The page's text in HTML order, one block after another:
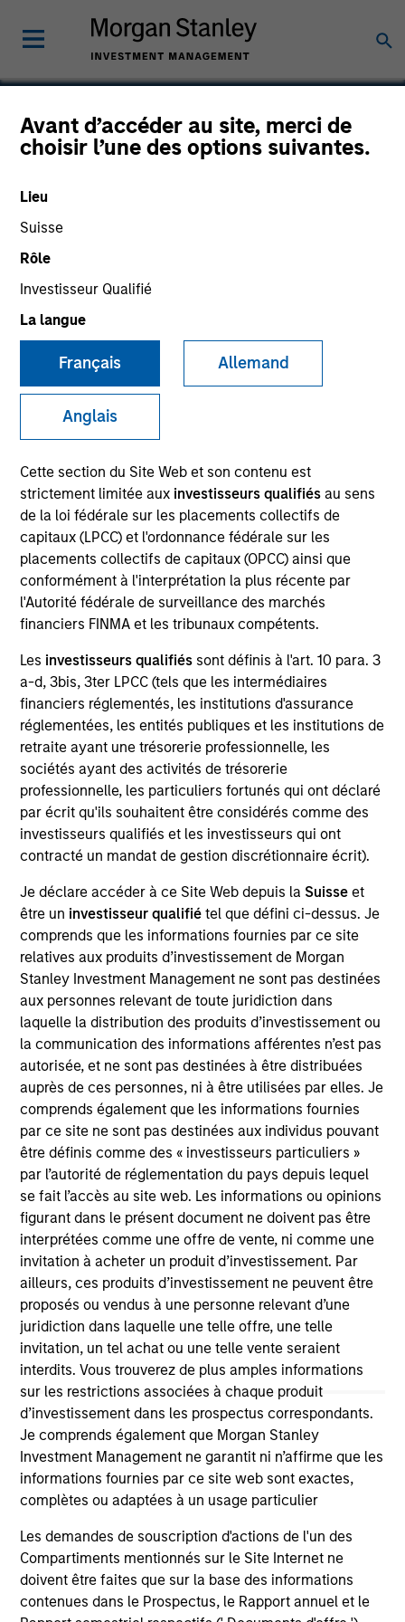
Avant d’accéder au site, merci de
choisir l’une des options suivantes.
Lieu
Suisse
Rôle
Investisseur Qualifié
La langue
Français Allemand
Anglais
Cette section du Site Web et son contenu est
strictement limitée aux investisseurs qualifiésau sens
de la loi fédérale sur les placements collectifs de
capitaux (LPCC) et l'ordonnance fédérale sur les
placements collectifs de capitaux (OPCC) ainsi que
conformément à l'interprétation la plus récente par
l'Autorité fédérale de surveillance des marchés
financiers FINMA et les tribunaux compétents.
Les investisseurs qualifiés sont définis à l'art. 10 para. 3
a-d, 3bis, 3ter LPCC (tels que les intermédiaires
financiers réglementés, les institutions d'assurance
réglementées, les entités publiques et les institutions de
retraite ayant une trésorerie professionnelle, les
sociétés ayant des activités de trésorerie
professionnelle, les particuliers fortunés qui ont déclaré
par écrit qu'ils souhaitent être considérés comme des
investisseurs qualifiés et les investisseurs qui ont
contracté un mandat de gestion discrétionnaire écrit).
Je déclare accéder à ce Site Web depuis la Suisse et
être un investisseur qualifiétel que défini ci-dessus. Je
comprends que les informations fournies par ce site
relatives aux produits d’investissement de Morgan
Stanley Investment Management ne sont pas destinées
aux personnes relevant de toute juridiction dans
laquelle la distribution des produits d’investissement ou
la communication des informations afférentes n’est pas
autorisée, et ne sont pas destinées à être distribuées
auprès de ces personnes, ni à être utilisées par elles. Je
comprends également que les informations fournies
par ce site ne sont pas destinées aux individus pouvant
être définis comme des « investisseurs particuliers »
par l’autorité de réglementation du pays depuis lequel
se fait l’accès au site web. Les informations ou opinions
figurant dans le présent document ne doivent pas être
interprétées comme une offre de vente, ni comme une
invitation à acheter un produit d’investissement. Par
ailleurs, ces produits d’investissement ne peuvent être
proposés ou vendus à une personne relevant d’une
juridiction dans laquelle une telle offre, une telle
invitation, un tel achat ou une telle vente seraient
interdits. Vous trouverez de plus amples informations
sur les restrictions associées à chaque produit
d’investissement dans les prospectus correspondants.
Je comprends également que Morgan Stanley
Investment Management ne garantit ni n’affirme que les
informations fournies par ce site web sont exactes,
complètes ou adaptées à un usage particulier
Les demandes de souscription d'actions de l'un des
Compartiments mentionnés sur le Site Internet ne
doivent être faites que sur la base des informations
contenues dans le Prospectus, le Rapport annuel et le
Red Oak Power
SECTOR
Power Generation
COUNTRY
United States
Invested on
Jun 2017
Realization Date
Sep 2025
Red Oak is an 800 megawatt, baseload, gas-fired
power plant located in the Northeastern United
States that has been in operation since 2002.
Investment Team
Morgan Stanley Infrastructure Partners
As of August 21, 2025. The above is provided for
informational and educational purposes only. There is no
guarantee that the investment mentioned resulted in
positive performance (for realized holdings), or will perform
well in the future (for current holdings). The trademarks and
service marks above are the property of their respective
owners. The information on this website has not been
authorized, sponsored, or otherwise approved by such
owners. By clicking on any links shown here, you agree that
you are navigating to a third party site. We are providing
these hyperlinks to you only as a convenience and the
inclusion of any hyperlink is not and does not imply any
endorsement, approval, investigation, verification or
monitoring by us of any information contained in any
hyperlinked site. In no event shall we be responsible for the
information contained on the site or your use of such site
Morgan Stanley